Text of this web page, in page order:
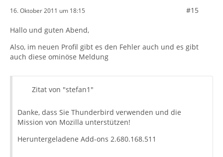
16. Oktober 2011 um 18:15 #15
Hallo und guten Abend,
Also, im neuen Profil gibt es den Fehler auch und es gibt
auch diese ominöse Meldung
Zitat von "stefan1"
Danke, dass Sie Thunderbird verwenden und die
Mission von Mozilla unterstützen!
Heruntergeladene Add-ons 2.680.168.511